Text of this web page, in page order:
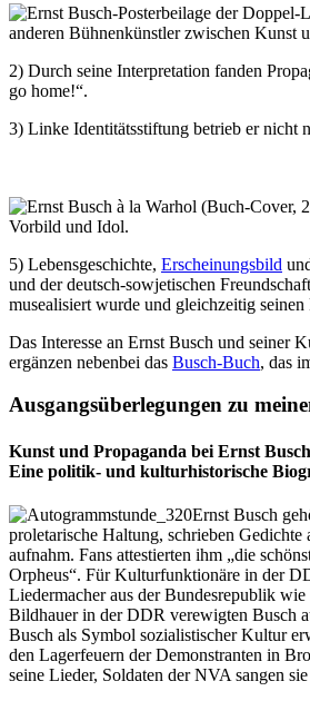
anderen Bühnenkünstler zwischen Kunst
2) Durch seine Interpretation fanden
go home!“.
3) Linke Identitätsstiftung betrieb er nicht
Vorbild und Idol.
5) Lebensgeschichte, Erscheinungsbild
und der deutsch-sowjetischen
musealisiert wurde und gleichzeitig
Das Interesse an Ernst Busch und seiner
ergänzen nebenbei das Busch-Buch, das
Ausgangsüberlegungen zu
Kunst und Propaganda bei Ernst
Eine politik- und kulturhistorische
Ernst Busch
proletarische Haltung, schrieben
aufnahm. Fans attestierten ihm „die
Orpheus“. Für Kulturfunktionäre in der
Liedermacher aus der Bundesrepublik
Bildhauer in der DDR verewigten Busch
Busch als Symbol sozialistischer Kultur
den Lagerfeuern der Demonstranten in
seine Lieder, Soldaten der NVA sangen